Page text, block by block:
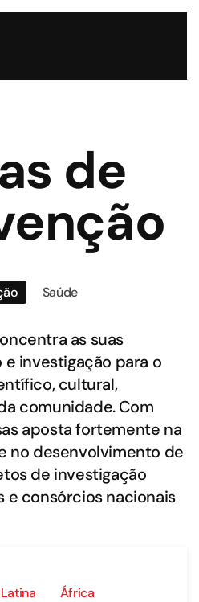
de
Saúde
as suas
investigação para o
cultural,
comunidade. Com
aposta fortemente na
no desenvolvimento de
de investigação
e consórcios nacionais
África